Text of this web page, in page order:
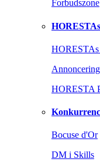
Forbudszone
HORESTAs
HORESTA
Bocuse d'Or
DM i Skills